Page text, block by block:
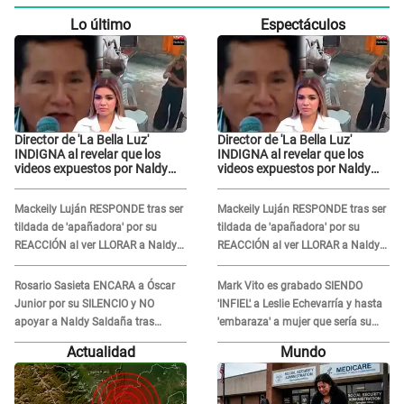
Lo último
Director de 'La Bella Luz'
INDIGNA al revelar que los
videos expuestos por Naldy
visitas..."
Mackeily Luján RESPONDE tras ser
tildada de 'apañadora' por su
REACCIÓN al ver LLORAR a Naldy
Saldaña tras acoso: "No sabía la
magnitud"
Rosario Sasieta ENCARA a Óscar
Junior por su SILENCIO y NO
apoyar a Naldy Saldaña tras
denuncia en 'La Bella Luz': "¿Te
comieron la lengua?"
Espectáculos
Director de 'La Bella Luz'
INDIGNA al revelar que los
videos expuestos por Naldy
visitas..."
Mackeily Luján RESPONDE tras ser
tildada de 'apañadora' por su
REACCIÓN al ver LLORAR a Naldy
Saldaña tras acoso: "No sabía la
magnitud"
Mark Vito es grabado SIENDO
'INFIEL' a Leslie Echevarría y hasta
'embaraza' a mujer que sería su
AMANTE: "¡Eres un desgraciado! "
Actualidad Mundo